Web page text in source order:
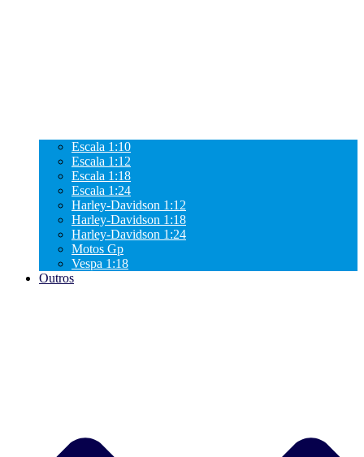
Escala 1:10
Escala 1:12
Escala 1:18
Escala 1:24
Harley-Davidson 1:12
Harley-Davidson 1:18
Harley-Davidson 1:24
Motos Gp
Vespa 1:18
Outros